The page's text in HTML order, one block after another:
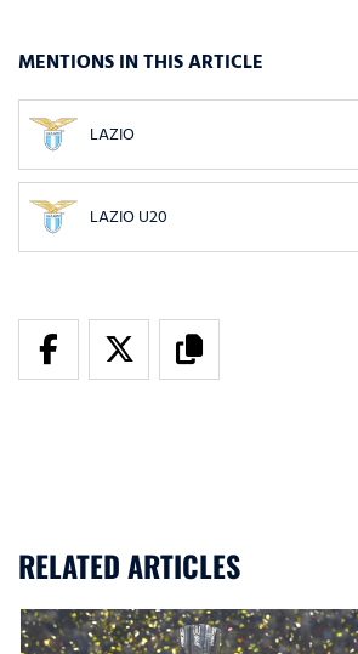
MENTIONS IN THIS ARTICLE
LAZIO
LAZIO U20
RELATED ARTICLES